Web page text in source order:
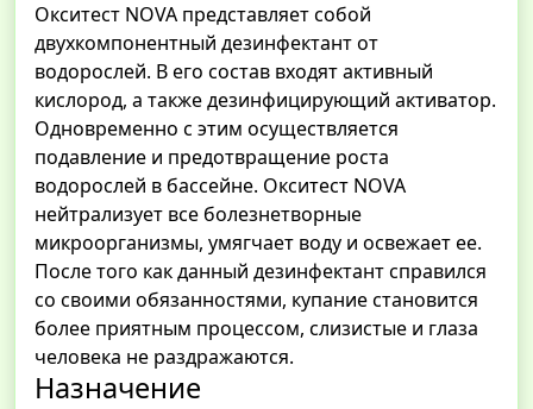
Окситест NOVA представляет собой
двухкомпонентный дезинфектант от
водорослей. В его состав входят активный
кислород, а также дезинфицирующий активатор.
Одновременно с этим осуществляется
подавление и предотвращение роста
водорослей в бассейне. Окситест NOVA
нейтрализует все болезнетворные
микроорганизмы, умягчает воду и освежает ее.
После того как данный дезинфектант справился
со своими обязанностями, купание становится
более приятным процессом, слизистые и глаза
человека не раздражаются.
Назначение